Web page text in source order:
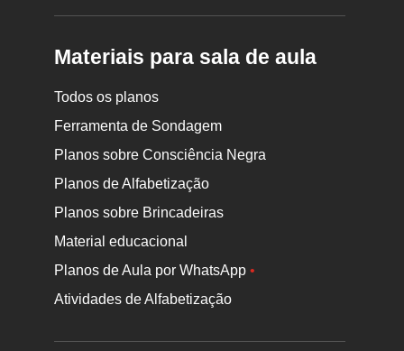
Materiais para sala de aula
Todos os planos
Ferramenta de Sondagem
Planos sobre Consciência Negra
Planos de Alfabetização
Planos sobre Brincadeiras
Material educacional
Planos de Aula por WhatsApp•
Atividades de Alfabetização